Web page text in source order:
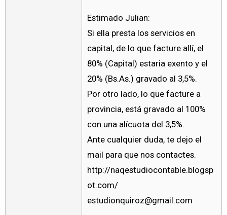
Estimado Julian:
Si ella presta los servicios en
capital, de lo que facture allí, el
80% (Capital) estaria exento y el
20% (Bs.As.) gravado al 3,5%.
Por otro lado, lo que facture a
provincia, está gravado al 100%
con una alícuota del 3,5%.
Ante cualquier duda, te dejo el
mail para que nos contactes.
http://naqestudiocontable.blogsp
ot.com/
estudionquiroz@gmail.com